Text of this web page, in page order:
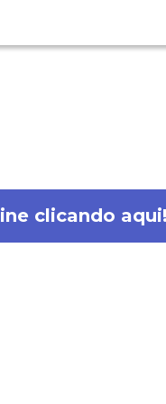
clicando aqui!
que
enviada!